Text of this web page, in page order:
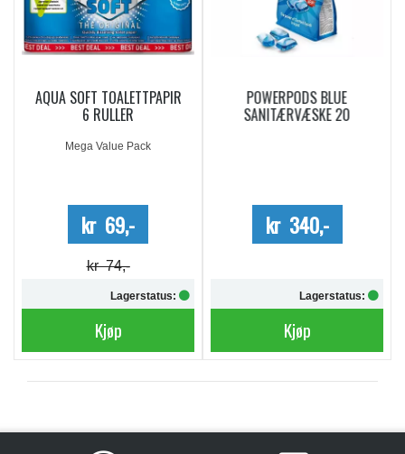
AQUA SOFT TOALETTPAPIR
6 RULLER
Mega Value Pack
kr 69,-
kr 74,-
Lagerstatus:
Kjøp
POWERPODS BLUE
SANITÆRVÆSKE 20
kr 340,-
Lagerstatus:
Kjøp